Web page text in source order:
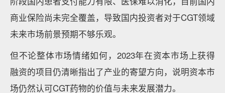
获批的核药产品欧韦宁 ®氟[ 18
F]贝他苯注射液，于2023
年9月获CDE批准上市，也是国内首个获批用于AD诊断
的Aβ-PET显像剂。该产品对AD诊断有颠覆性的影响，
据称可最高提前15年诊断出AD。而这也是近20年来国
内首个获批的正电子发射断层扫描显像剂，对长期发展